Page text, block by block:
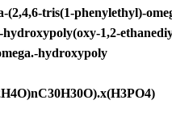
tris(1-phenylethyl)-
1,2-
hydroxypoly